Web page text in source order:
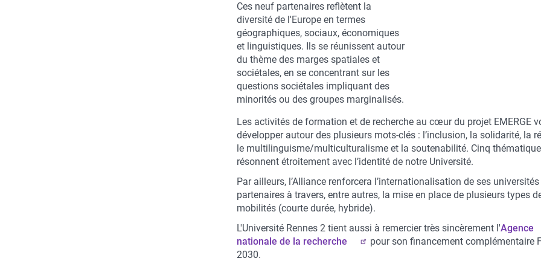
Ces neuf partenaires reflètent la
diversité de l'Europe en termes
géographiques, sociaux, économiques
et linguistiques. Ils se réunissent autour
du thème des marges spatiales et
sociétales, en se concentrant sur les
questions sociétales impliquant des
minorités ou des groupes marginalisés.
Les activités de formation et de recherche au cœur du projet EMERGE
développer autour des plusieurs mots-clés : l’inclusion, la solidarité, la
le multilinguisme/multiculturalisme et la soutenabilité. Cinq
résonnent étroitement avec l’identité de notre Université.
Par ailleurs, l’Alliance renforcera l’internationalisation de ses universités
partenaires à travers, entre autres, la mise en place de plusieurs types
mobilités (courte durée, hybride).
L'Université Rennes 2 tient aussi à remercier très sincèrement l'Agence
nationale de la recherche
pour son financement complémentaire
2030.